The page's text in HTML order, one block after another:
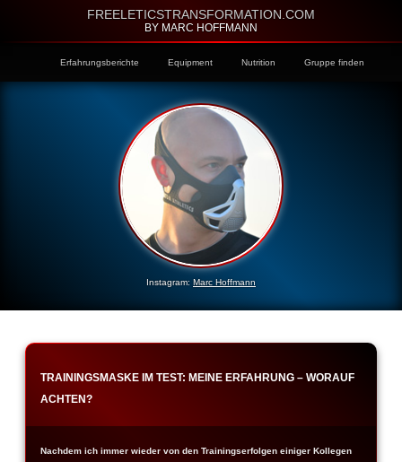
FREELETICSTRANSFORMATION.COM
BY MARC HOFFMANN
Erfahrungsberichte Equipment Nutrition Gruppe finden
Instagram: Marc Hoffmann
TRAININGSMASKE IM TEST: MEINE ERFAHRUNG – WORAUF
ACHTEN?
Nachdem ich immer wieder von den Trainingserfolgen einiger Kollegen